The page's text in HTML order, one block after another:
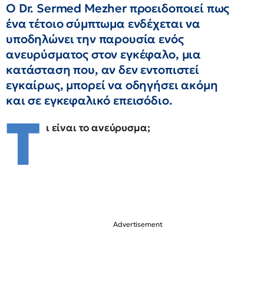
Ο Dr. Sermed Mezher προειδοποιεί πως
ένα τέτοιο σύμπτωμα ενδέχεται να
υποδηλώνει την παρουσία ενός
ανευρύσματος στον εγκέφαλο, μια
κατάσταση που, αν δεν εντοπιστεί
εγκαίρως, μπορεί να οδηγήσει ακόμη
και σε εγκεφαλικό επεισόδιο.
Τ ι είναι το ανεύρυσμα;